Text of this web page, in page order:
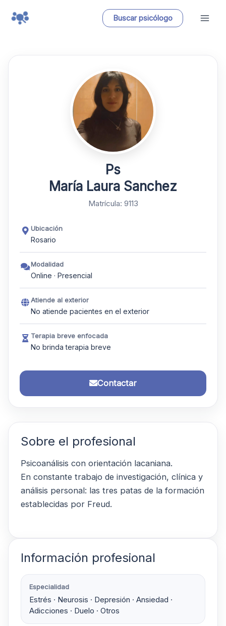
Buscar psicólogo
Ps
María Laura Sanchez
Matrícula: 9113
Ubicación
Rosario
Modalidad
Online · Presencial
Atiende al exterior
No atiende pacientes en el exterior
Terapia breve enfocada
No brinda terapia breve
Contactar
Sobre el profesional
Psicoanálisis con orientación lacaniana.
En constante trabajo de investigación, clínica y
análisis personal: las tres patas de la formación
establecidas por Freud.
Información profesional
Especialidad
Estrés · Neurosis · Depresión · Ansiedad ·
Adicciones · Duelo · Otros